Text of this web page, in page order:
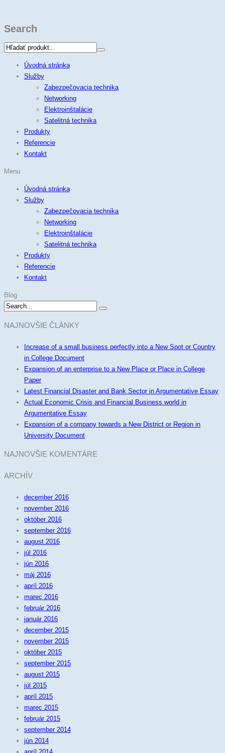
Search
Úvodná stránka
Služby
Zabezpečovacia technika
Networking
Elektroinštalácie
Satelitná technika
Produkty
Referencie
Kontakt
Menu
Úvodná stránka
Služby
Zabezpečovacia technika
Networking
Elektroinštalácie
Satelitná technika
Produkty
Referencie
Kontakt
Blog
NAJNOVŠIE ČLÁNKY
Increase of a small business perfectly into a New Spot or Country
in College Document
Expansion of an enterprise to a New Place or Place in College
Paper
Latest Financial Disaster and Bank Sector in Argumentative Essay
Actual Economic Crisis and Financial Business world in
Argumentative Essay
Expansion of a company towards a New District or Region in
University Document
NAJNOVŠIE KOMENTÁRE
ARCHÍV
december 2016
november 2016
október 2016
september 2016
august 2016
júl 2016
jún 2016
máj 2016
apríl 2016
marec 2016
február 2016
január 2016
december 2015
november 2015
október 2015
september 2015
august 2015
júl 2015
apríl 2015
marec 2015
február 2015
september 2014
jún 2014